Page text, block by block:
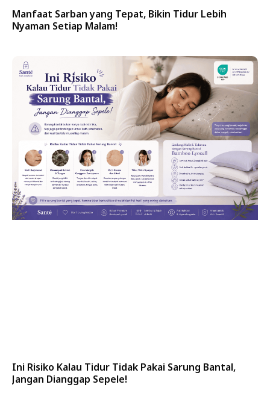
Manfaat Sarban yang Tepat, Bikin Tidur Lebih
Nyaman Setiap Malam!
Ini Risiko Kalau Tidur Tidak Pakai Sarung Bantal,
Jangan Dianggap Sepele!